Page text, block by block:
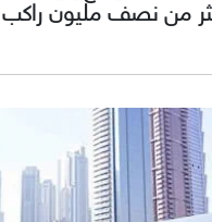
من نصف مليون